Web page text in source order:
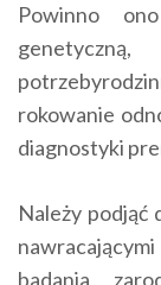
Powinno
rokowanie
diagnostyki
Należy podjąć
badania